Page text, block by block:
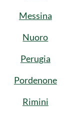
Messina
Nuoro
Perugia
Pordenone
Rimini